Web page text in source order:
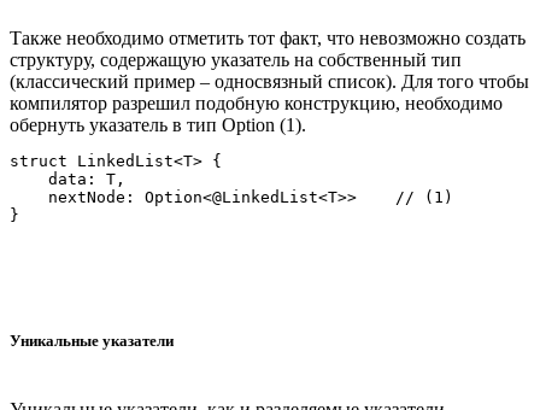
Также необходимо отметить тот факт, что невозможно создать
структуру, содержащую указатель на собственный тип
(классический пример – односвязный список). Для того чтобы
компилятор разрешил подобную конструкцию, необходимо
обернуть указатель в тип Option (1).
struct LinkedList<T> {
    data: T,
    nextNode: Option<@LinkedList<T>>    // (1)
Уникальные указатели